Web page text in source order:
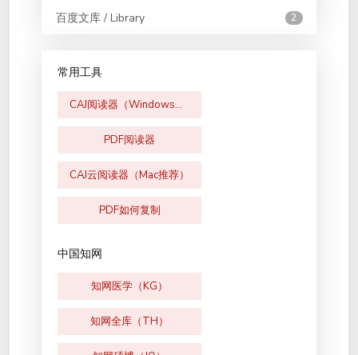
百度文库 / Library 2
常用工具
CAJ阅读器（Windows版）
PDF阅读器
CAJ云阅读器（Mac推荐）
PDF如何复制
中国知网
知网医学（KG）
知网全库（TH）